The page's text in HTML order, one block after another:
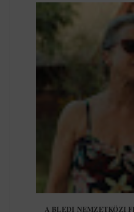
A BLEDI NEMZETKÖZI